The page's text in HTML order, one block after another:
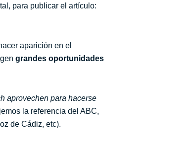
para publicar el artículo:
aparición en el
grandes oportunidades
aprovechen para hacerse
la referencia del ABC,
de Cádiz, etc).